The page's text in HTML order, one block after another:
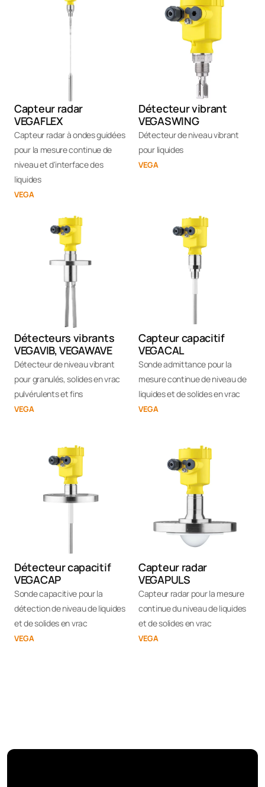
Capteur radar
VEGAFLEX
Capteur radar à ondes guidées
pour la mesure continue de
niveau et d'interface des
liquides
VEGA
Détecteur vibrant
VEGASWING
Détecteur de niveau vibrant
pour liquides
VEGA
Détecteurs vibrants
VEGAVIB, VEGAWAVE
Détecteur de niveau vibrant
pour granulés, solides en vrac
pulvérulents et fins
VEGA
Capteur capacitif
VEGACAL
Sonde admittance pour la
mesure continue de niveau de
liquides et de solides en vrac
VEGA
Détecteur capacitif
VEGACAP
Sonde capacitive pour la
détection de niveau de liquides
et de solides en vrac
VEGA
Capteur radar
VEGAPULS
Capteur radar pour la mesure
continue du niveau de liquides
et de solides en vrac
VEGA